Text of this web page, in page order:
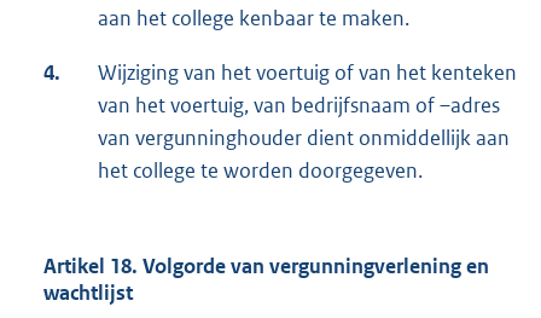
aan het college kenbaar te maken.
4.
Wijziging van het voertuig of van het kenteken
van het voertuig, van bedrijfsnaam of –adres
van vergunninghouder dient onmiddellijk aan
het college te worden doorgegeven.
Artikel 18. Volgorde van vergunningverlening en
wachtlijst